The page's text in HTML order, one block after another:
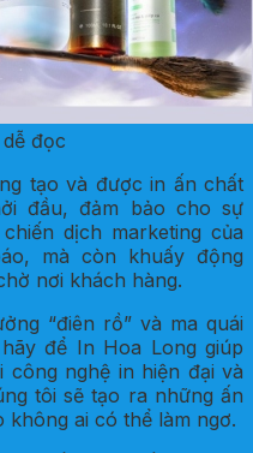
đọc
tạo và được in ấn chất
đầu, đảm bảo cho sự
dịch marketing của
mà còn khuấy động
nơi khách hàng.
“điên rồ” và ma quái
để In Hoa Long giúp
công nghệ in hiện đại và
tôi sẽ tạo ra những ấn
ai có thể làm ngơ.